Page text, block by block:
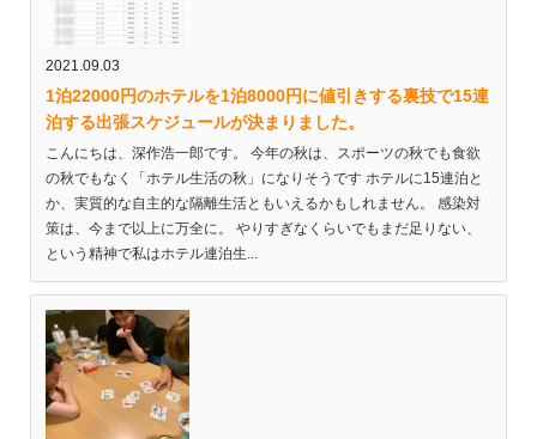
2021.09.03
1泊22000円のホテルを1泊8000円に値引きする裏技で15連
泊する出張スケジュールが決まりました。
こんにちは、深作浩一郎です。 今年の秋は、スポーツの秋でも食欲
の秋でもなく「ホテル生活の秋」になりそうです ホテルに15連泊と
か、実質的な自主的な隔離生活ともいえるかもしれません。 感染対
策は、今まで以上に万全に。 やりすぎなくらいでもまだ足りない、
という精神で私はホテル連泊生...